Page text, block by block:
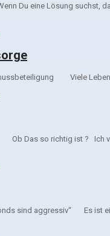
Du eine Lösung suchst,
Viele Lebens-
so richtig ist ? Ich
sind aggressiv“ Es ist